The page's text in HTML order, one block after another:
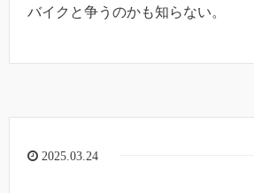
バイクと争うのかも知らない。
2025.03.24